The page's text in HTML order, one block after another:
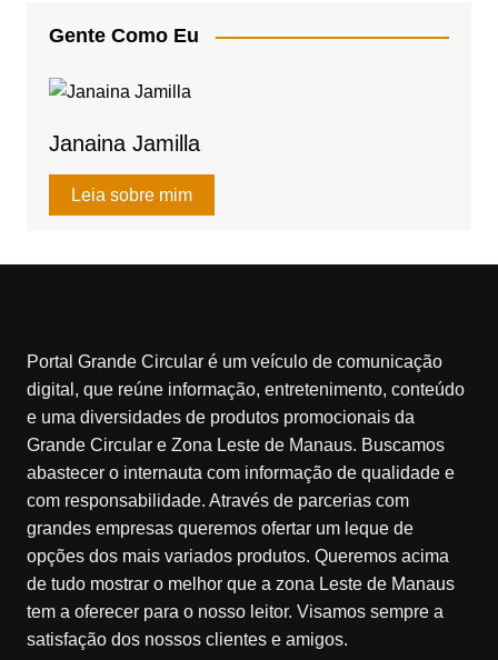
p
p
o
o
Gente Como Eu
Janaina Jamilla
Leia sobre mim
Portal Grande Circular é um veículo de comunicação
digital, que reúne informação, entretenimento, conteúdo
e uma diversidades de produtos promocionais da
Grande Circular e Zona Leste de Manaus. Buscamos
abastecer o internauta com informação de qualidade e
com responsabilidade. Através de parcerias com
grandes empresas queremos ofertar um leque de
opções dos mais variados produtos. Queremos acima
de tudo mostrar o melhor que a zona Leste de Manaus
tem a oferecer para o nosso leitor. Visamos sempre a
satisfação dos nossos clientes e amigos.